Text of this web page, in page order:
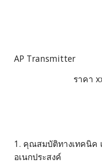
AP Transmitter
ราคา
1. คุณสมบัติทางเทคนิค
อเนกประสงค์